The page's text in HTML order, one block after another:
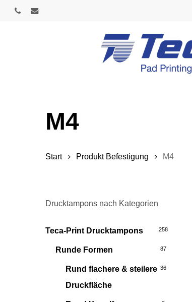
Skip
M4
Start Produkt Befestigung M4
Drucktampons nach Kategorien
Teca-Print Drucktampons 258
Runde Formen 87
Rund flachere & steilere
Druckfläche
36